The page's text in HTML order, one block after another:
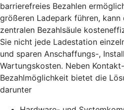
barrierefreies Bezahlen
größeren Ladepark führen,
zentralen Bezahlsäule
Sie nicht jede Ladestation
und sparen Anschaffungs-,
Wartungskosten. Neben
Bezahlmöglichkeit bietet die
darunter